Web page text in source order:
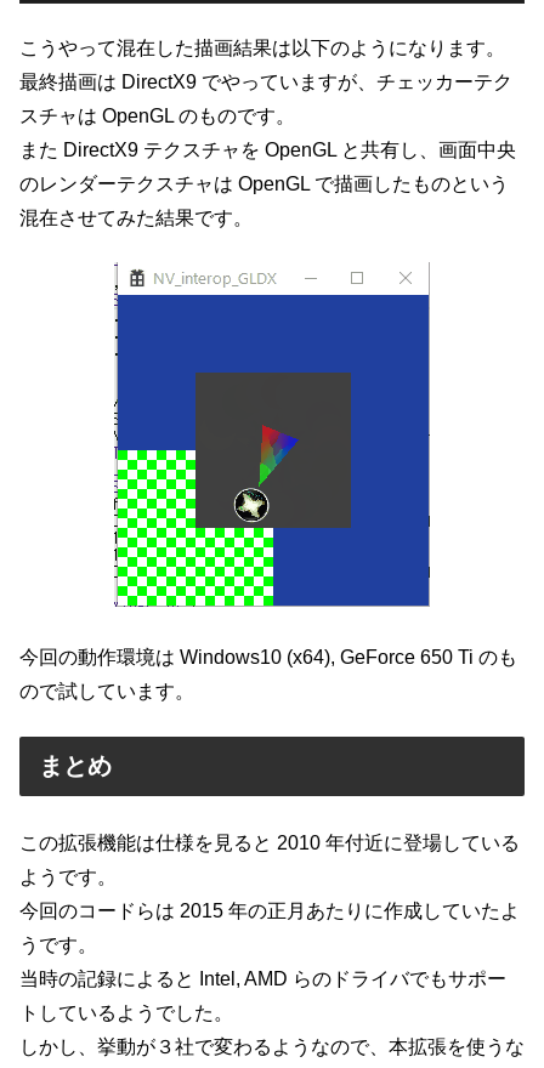
こうやって混在した描画結果は以下のようになります。
最終描画は DirectX9 でやっていますが、チェッカーテク
スチャは OpenGL のものです。
また DirectX9 テクスチャを OpenGL と共有し、画面中央
のレンダーテクスチャは OpenGL で描画したものという
混在させてみた結果です。
今回の動作環境は Windows10 (x64), GeForce 650 Ti のも
ので試しています。
まとめ
この拡張機能は仕様を見ると 2010 年付近に登場している
ようです。
今回のコードらは 2015 年の正月あたりに作成していたよ
うです。
当時の記録によると Intel, AMD らのドライバでもサポー
トしているようでした。
しかし、挙動が３社で変わるようなので、本拡張を使うな